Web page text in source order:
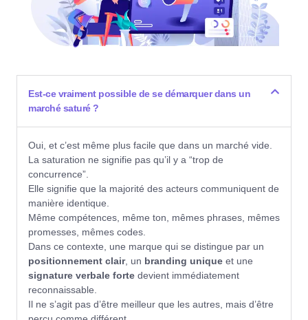
Est-ce vraiment possible de se démarquer dans un
marché saturé ?
Oui, et c’est même plus facile que dans un marché vide.
La saturation ne signifie pas qu’il y a “trop de
concurrence”.
Elle signifie que la majorité des acteurs communiquent de
manière identique.
Même compétences, même ton, mêmes phrases, mêmes
promesses, mêmes codes.
Dans ce contexte, une marque qui se distingue par un
positionnement clair, un branding unique et une
signature verbale forte devient immédiatement
reconnaissable.
Il ne s’agit pas d’être meilleur que les autres, mais d’être